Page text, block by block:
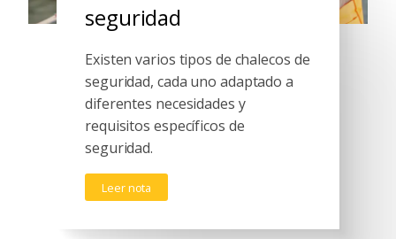
seguridad
Existen varios tipos de chalecos de
seguridad, cada uno adaptado a
diferentes necesidades y
requisitos específicos de
seguridad.
Leer nota